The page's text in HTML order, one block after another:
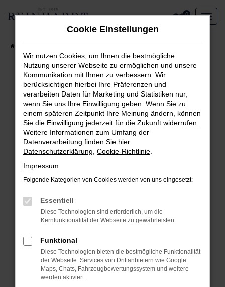
Zum
0
Fehler: Network Error
Beim Laden ist ein Fehler aufgetreten.
Hier sind ein paar Tipps, die dir helfen können:
Überprüfe deine Firewall und deine
Internetverbindung.
Laden andere Webseiten, zum Beispiel deine
Manche Erweiterungen, wie Werbeblocker,
können das Laden bestimmter Seiten
verhindern. Funktioniert die Seite in einem
anderen Browser oder in einem privaten
Starte dein Gerät neu.
Das kann manchmal helfen, vorübergehende
Probleme zu beheben.
Stelle sicher, dass dein Browser und dein
Cookie Einstellungen
Wir nutzen Cookies, um Ihnen die bestmögliche
Nutzung unserer Webseite zu ermöglichen und unsere
Kommunikation mit Ihnen zu verbessern. Wir
berücksichtigen hierbei Ihre Präferenzen und
verarbeiten Daten für Marketing und Statistiken nur,
wenn Sie uns Ihre Einwilligung geben. Wenn Sie zu
einem späteren Zeitpunkt Ihre Meinung ändern, können
Sie die Einwilligung jederzeit für die Zukunft widerrufen.
Weitere Informationen zum Umfang der
Datenverarbeitung finden Sie hier:
Datenschutzerklärung Cookie-Richtlinie
Impressum
Folgende Kategorien von Cookies werden von uns eingesetzt:
Essentiell
Diese Technologien sind erforderlich, um die
Kernfunktionalität der Webseite zu gewährleisten.
Funktional
Diese Technologien bieten die bestmögliche Funktionalität
der Webseite. Services von Drittanbietern wie Google
Maps, Chats, Fahrzeugbewertungssystem und weitere
werden aktiviert.